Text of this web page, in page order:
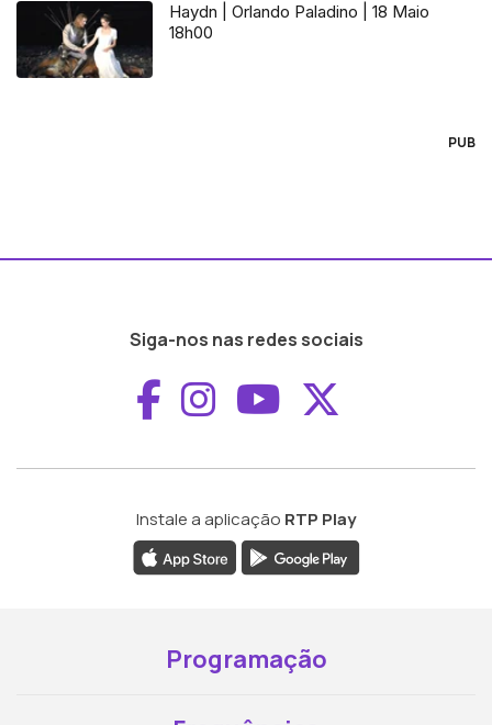
Haydn | Orlando Paladino | 18 Maio
18h00
PUB
Siga-nos nas redes sociais
Aceder ao
Aceder ao
Aceder ao
Instale a aplicação RTP Play
Programação